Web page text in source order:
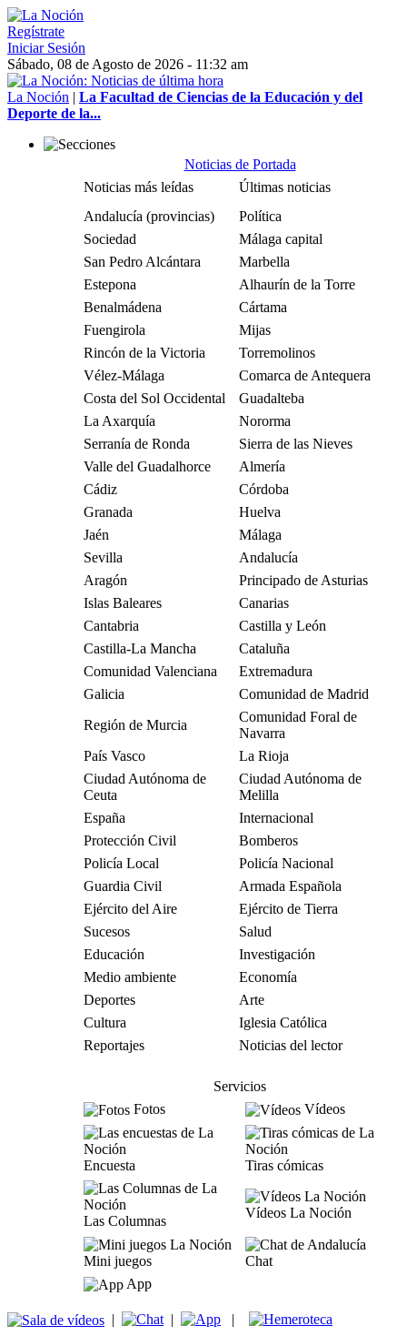
Regístrate
Iniciar Sesión
Sábado, 08 de Agosto de 2026 - 11:32 am
La Noción | La Facultad de Ciencias de la Educación y del
Deporte de la...
Noticias de Portada
Noticias más leídas
Últimas noticias
Andalucía (provincias)
Política
Sociedad
Málaga capital
San Pedro Alcántara
Marbella
Estepona
Alhaurín de la Torre
Benalmádena
Cártama
Fuengirola
Mijas
Rincón de la Victoria
Torremolinos
Vélez-Málaga
Comarca de Antequera
Costa del Sol Occidental
Guadalteba
La Axarquía
Nororma
Serranía de Ronda
Sierra de las Nieves
Valle del Guadalhorce
Almería
Cádiz
Córdoba
Granada
Huelva
Jaén
Málaga
Sevilla
Andalucía
Aragón
Principado de Asturias
Islas Baleares
Canarias
Cantabria
Castilla y León
Castilla-La Mancha
Cataluña
Comunidad Valenciana
Extremadura
Galicia
Comunidad de Madrid
Región de Murcia
Comunidad Foral de
Navarra
País Vasco
La Rioja
Ciudad Autónoma de
Ceuta
Ciudad Autónoma de
Melilla
España
Internacional
Protección Civil
Bomberos
Policía Local
Policía Nacional
Guardia Civil
Armada Española
Ejército del Aire
Ejército de Tierra
Sucesos
Salud
Educación
Investigación
Medio ambiente
Economía
Deportes
Arte
Cultura
Iglesia Católica
Reportajes
Noticias del lector
Servicios
Fotos
Vídeos
Encuesta Tiras cómicas
Las Columnas
Vídeos La Noción
Mini juegos
Chat
App
| | |